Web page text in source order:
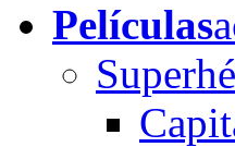
Películas